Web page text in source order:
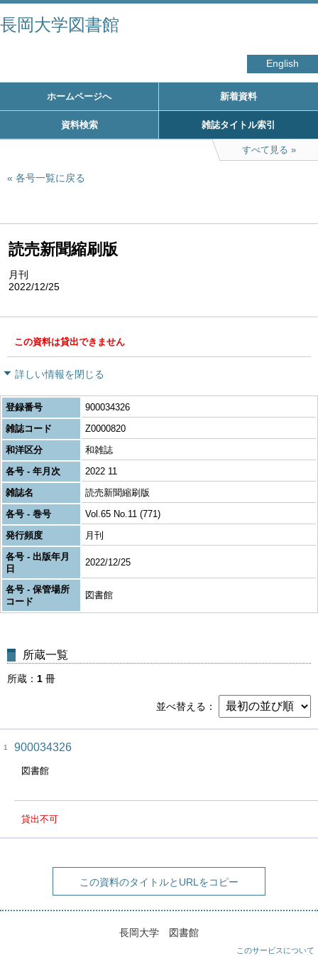
長岡大学図書館
English
ホームページへ 新着資料
資料検索 雑誌タイトル索引
すべて見る
各号一覧に戻る
読売新聞縮刷版
月刊
2022/12/25
この資料は貸出できません
詳しい情報を閉じる
登録番号
900034326
雑誌コード
Z0000820
和洋区分
和雑誌
各号 - 年月次
2022 11
雑誌名
読売新聞縮刷版
各号 - 巻号
Vol.65 No.11 (771)
発行頻度
月刊
各号 - 出版年月
日
2022/12/25
各号 - 保管場所
コード
図書館
所蔵一覧
所蔵 1 冊
並べ替える
1 900034326
図書館
貸出不可
この資料のタイトルとURLをコピー
長岡大学 図書館
このサービスについて